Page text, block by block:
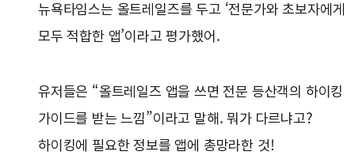
뉴욕타임스는 올트레일즈를 두고 ‘전문가와 초보자에게
모두 적합한 앱’이라고 평가했어.
유저들은 “올트레일즈 앱을 쓰면 전문 등산객의 하이킹
가이드를 받는 느낌”이라고 말해. 뭐가 다르냐고?
하이킹에 필요한 정보를 앱에 총망라한 것!